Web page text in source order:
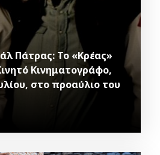
Πάτρας: Το «Κρέας»
Κινηματογράφο,
στο προαύλιο του